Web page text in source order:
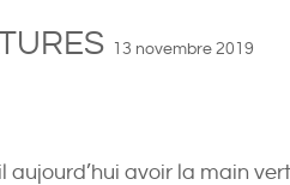
13 novembre 2019
aujourd’hui avoir la main